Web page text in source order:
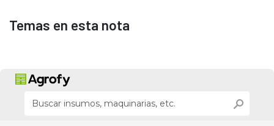
Temas en esta nota